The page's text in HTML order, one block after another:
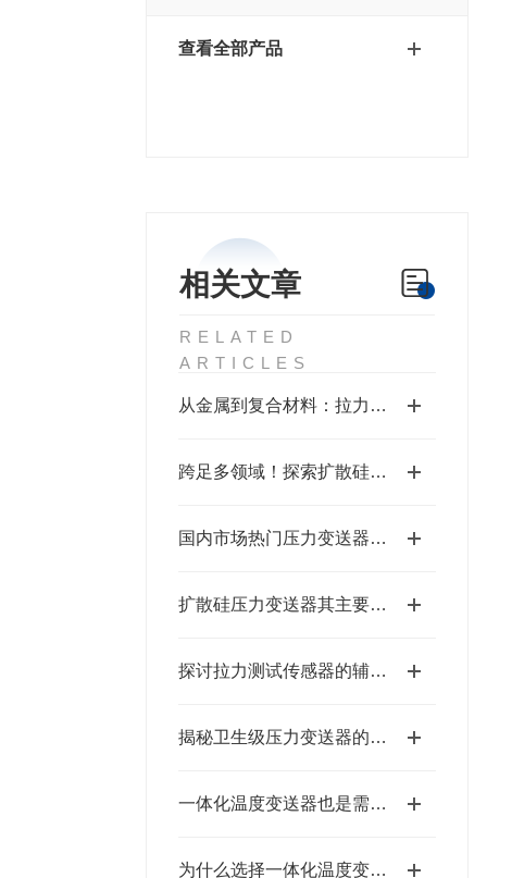
查看全部产品
相关文章
RELATED
ARTICLES
从金属到复合材料：拉力测试传感器的应用探索
跨足多领域！探索扩散硅压力变送器的惊人应用
国内市场热门压力变送器企业盘点 附实用选型指南
扩散硅压力变送器其主要组成部分及功能解析
探讨拉力测试传感器的辅助功能模块
揭秘卫生级压力变送器的保养秘诀，延长设备寿命！
一体化温度变送器也是需要定期维护的
为什么选择一体化温度变送器进行温度监测？